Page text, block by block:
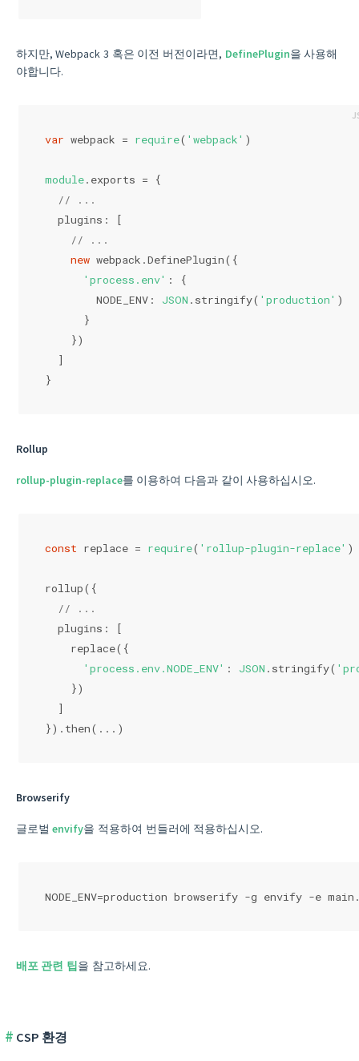
하지만, Webpack 3 혹은 이전 버전이라면, DefinePlugin을 사용해
야합니다.
var webpack = require( 'webpack' )
module.exports = {
// ...
  plugins: [
// ...
new webpack.DefinePlugin({
'process.env' : {
        NODE_ENV:
JSON .stringify( 'production' )
      }
    })
  ]
}
Rollup
rollup-plugin-replace를 이용하여 다음과 같이 사용하십시오.
const replace = require( 'rollup-plugin-replace' )
rollup({
// ...
  plugins: [
    replace({
'process.env.NODE_ENV' : JSON .stringify(
    })
  ]
}).then(...)
Browserify
글로벌envify을 적용하여 번들러에 적용하십시오.
NODE_ENV=production browserify -g envify -e
배포 관련 팁을 참고하세요.
CSP 환경